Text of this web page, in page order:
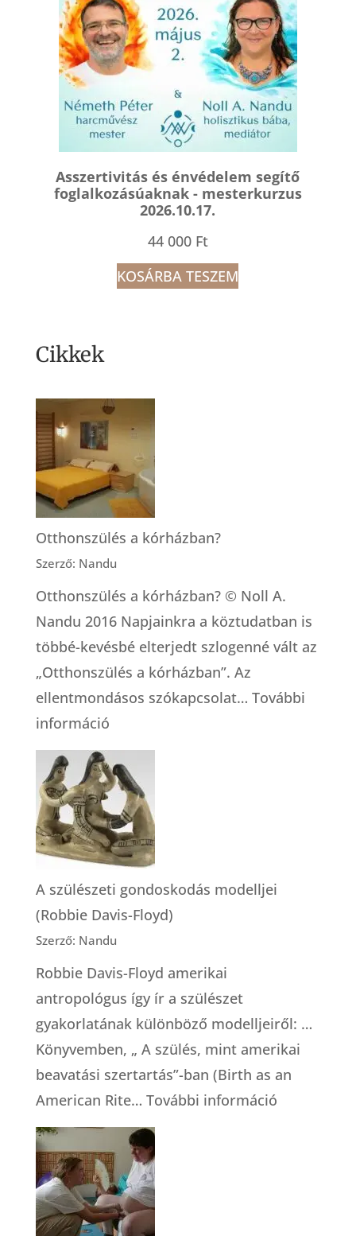
Asszertivitás és énvédelem segítő
foglalkozásúaknak - mesterkurzus
2026.10.17.
44 000 Ft
KOSÁRBA TESZEM
Cikkek
Otthonszülés a kórházban?
Szerző: Nandu
Otthonszülés a kórházban? © Noll A.
Nandu 2016 Napjainkra a köztudatban is
többé-kevésbé elterjedt szlogenné vált az
„Otthonszülés a kórházban”. Az
ellentmondásos szókapcsolat… További
információ:
Otthonszülés
a
kórházban?
A szülészeti gondoskodás modelljei
(Robbie Davis-Floyd)
Szerző: Nandu
Robbie Davis-Floyd amerikai
antropológus így ír a szülészet
gyakorlatának különböző modelljeiről: …
Könyvemben, „ A szülés, mint amerikai
beavatási szertartás”-ban (Birth as an
American Rite… További információ: